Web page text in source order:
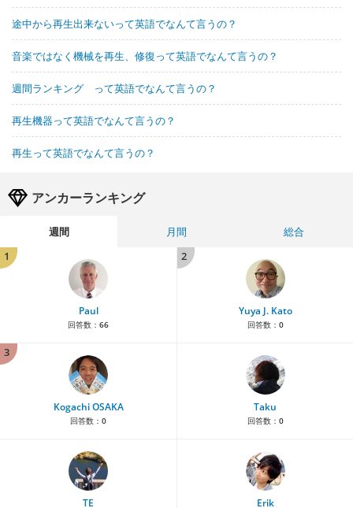
途中から再生出来ないって英語でなんて言うの？
音楽ではなく機械を再生、修復って英語でなんて言うの？
週間ランキング って英語でなんて言うの？
再生機器って英語でなんて言うの？
再生って英語でなんて言うの？
アンカーランキング
週間 月間
総合
1
Paul
回答数： 66
2
Yuya J. Kato
回答数： 0
3
Kogachi OSAKA
回答数： 0
Taku
回答数： 0
TE Erik